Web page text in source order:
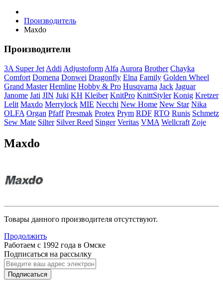
Производитель
Maxdo
Производители
3A Super Jet Addi Adjustoform Alfa Aurora Brother Chayka
Comfort Domena Donwei Dragonfly Elna Family Golden Wheel
Grand Master Hemline Hobby & Pro Husqvarna Jack Jaguar
Janome Jati JIN Juki KH Kleiber KnitPro KnittStyler Konig Kretzer
Lelit Maxdo Merrylock MIE Necchi New Home New Star Nika
OLFA Organ Pfaff Presmak Protex Prym RDF RTO Runis Schmetz
Sew Mate Silter Silver Reed Singer Veritas VMA Wellcraft Zoje
Maxdo
Товары данного производителя отсутствуют.
Продолжить
Работаем с 1992 года в Омске
Подписаться на рассылку
Подписаться